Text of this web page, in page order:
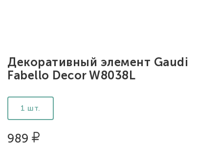
Декоративный элемент Gaudi
Fabello Decor W8038L
1 шт.
989